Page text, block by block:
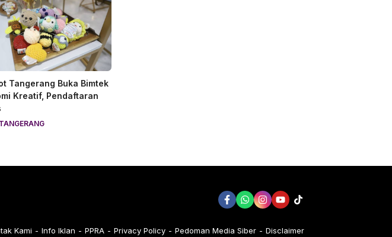
Tangerang Buka Bimtek
Kreatif, Pendaftaran
Kami Info Iklan PPRA Privacy Policy Pedoman Media Siber Disclaimer